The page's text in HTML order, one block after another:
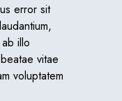
error sit
illo
vitae
voluptatem